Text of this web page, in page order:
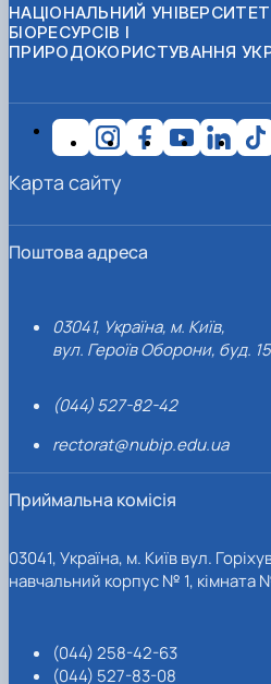
НАЦІОНАЛЬНИЙ УНІВЕРСИТЕТ
БІОРЕСУРСІВ І
ПРИРОДОКОРИСТУВАННЯ
Поштова адреса
03041, Україна, м. Київ,
вул. Героїв Оборони, буд.
(044) 527-82-42
rectorat@nubip.edu.ua
Приймальна комісія
03041, Україна, м. Київ вул.
навчальний корпус № 1, кімната
(044) 258-42-63
(044) 527-83-08
Карта сайту